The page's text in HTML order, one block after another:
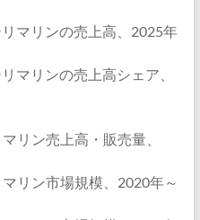
マリンの売上高、2025年
リンの売上高シェア、
ン売上高・販売量、
ン市場規模、2020年～